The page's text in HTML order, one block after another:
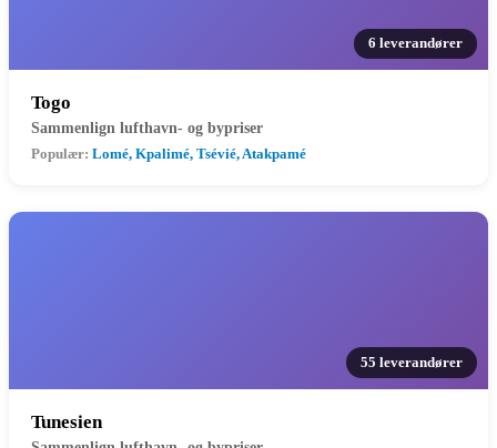
6 leverandører
Togo
Sammenlign lufthavn- og bypriser
Populær: Lomé, Kpalimé, Tsévié, Atakpamé
55 leverandører
Tunesien